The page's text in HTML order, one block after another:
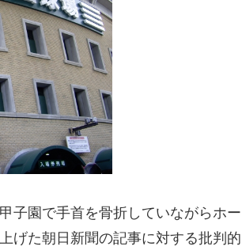
子園で手首を骨折していながらホー
げた朝日新聞の記事に対する批判的